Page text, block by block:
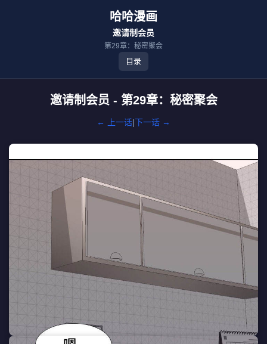
哈哈漫画
邀请制会员
第29章：秘密聚会
目录
邀请制会员 - 第29章：秘密聚会
← 上一话|下一话 →